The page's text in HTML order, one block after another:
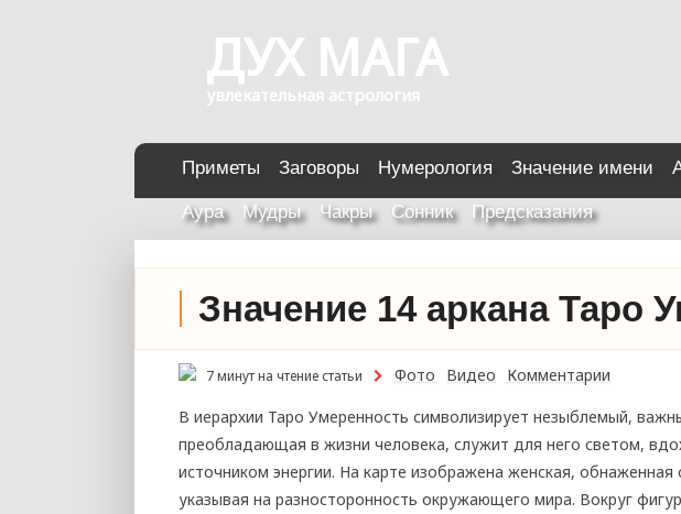
ДУХ МАГА
увлекательная астрология
Приметы Заговоры Нумерология Значение имени
Аура Мудры Чакры Сонник Предсказания
Значение 14 аркана Таро
7 минут на чтение статьи Фото Видео
Комментарии
В иерархии Таро Умеренность символизирует незыблемый,
преобладающая в жизни человека, служит для него светом,
источником энергии. На карте изображена женская,
указывая на разносторонность окружающего мира. Вокруг